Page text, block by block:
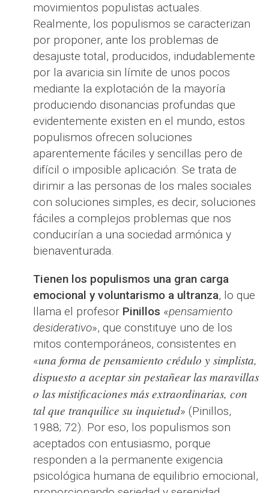
movimientos populistas actuales.
Realmente, los populismos se caracterizan
por proponer, ante los problemas de
desajuste total, producidos, indudablemente
por la avaricia sin límite de unos pocos
mediante la explotación de la mayoría
produciendo disonancias profundas que
evidentemente existen en el mundo, estos
populismos ofrecen soluciones
aparentemente fáciles y sencillas pero de
difícil o imposible aplicación. Se trata de
dirimir a las personas de los males sociales
con soluciones simples, es decir, soluciones
fáciles a complejos problemas que nos
conducirían a una sociedad armónica y
bienaventurada.
Tienen los populismos una gran carga
emocional y voluntarismo a ultranza, lo que
llama el profesor Pinillos «pensamiento
desiderativo», que constituye uno de los
mitos contemporáneos, consistentes en
«una forma de pensamiento crédulo y simplista,
dispuesto a aceptar sin pestañear las maravillas
o las mistificaciones más extraordinarias, con
tal que tranquilice su inquietud» (Pinillos,
1988; 72). Por eso, los populismos son
aceptados con entusiasmo, porque
responden a la permanente exigencia
psicológica humana de equilibrio emocional,